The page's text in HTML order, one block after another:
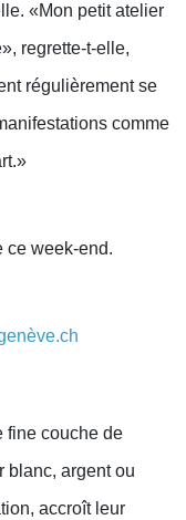
«Mon petit atelier
regrette-t-elle,
régulièrement se
comme
ce week-end.
fine couche de
blanc, argent ou
accroît leur